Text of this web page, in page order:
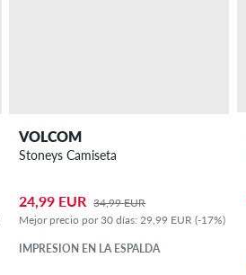
VOLCOM
Stoneys Camiseta
24,99 EUR 34,99 EUR
Mejor precio por 30 días: 29,99 EUR (-17%)
IMPRESIÓN EN LA ESPALDA